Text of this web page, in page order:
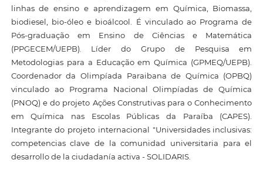
linhas de ensino e aprendizagem em Química, Biomassa,
biodiesel, bio-óleo e bioálcool. É vinculado ao Programa de
Pós-graduação em Ensino de Ciências e Matemática
(PPGECEM/UEPB). Líder do Grupo de Pesquisa em
Metodologias para a Educação em Química (GPMEQ/UEPB).
Coordenador da Olimpíada Paraibana de Química (OPBQ)
vinculado ao Programa Nacional Olimpíadas de Química
(PNOQ) e do projeto Ações Construtivas para o Conhecimento
em Química nas Escolas Públicas da Paraíba (CAPES).
Integrante do projeto internacional "Universidades inclusivas:
competencias clave de la comunidad universitaria para el
desarrollo de la ciudadanía activa - SOLIDARIS.